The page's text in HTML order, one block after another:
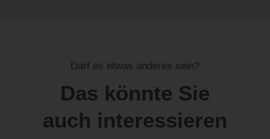
Darf es etwas anderes sein?
Das könnte Sie
auch interessieren